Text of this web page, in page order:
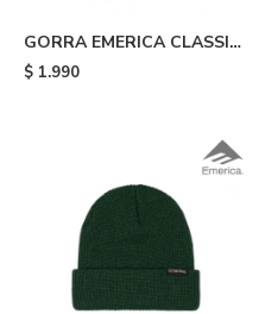
GORRA EMERICA CLASSIC
SNAPBACK - Black
$ 1.990